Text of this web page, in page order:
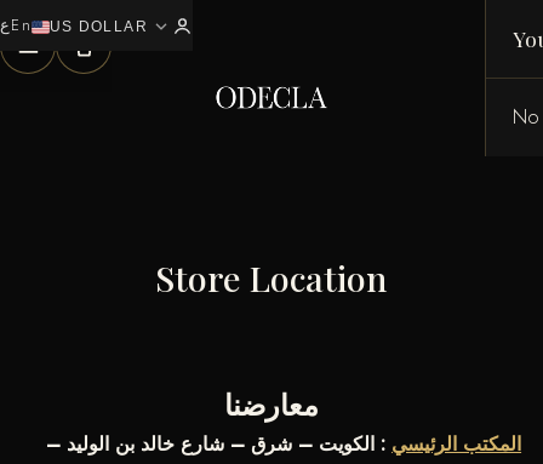
عEn US DOLLAR expand_more
0
No
Store Location
معارضنا
المكتب الرئيسي : الكويت – شرق – شارع خالد بن الوليد –